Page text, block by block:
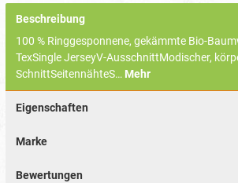
Beschreibung
100 % Ringgesponnene, gekämmte Bio-
TexSingle JerseyV-AusschnittModischer,
SchnittSeitennähteS… Mehr
Eigenschaften
Marke
Bewertungen